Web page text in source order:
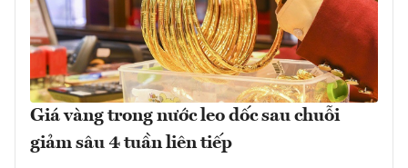
Giá vàng trong nước leo dốc sau chuỗi
giảm sâu 4 tuần liên tiếp